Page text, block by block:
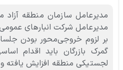
مدیرعامل سازمان منطقه آزاد
مدیرعامل شرکت انبارهای
بر لزوم خروجی‌محور بودن
گمرک بازرگان باید اقدام
لجستیکی منطقه افزایش یافته و